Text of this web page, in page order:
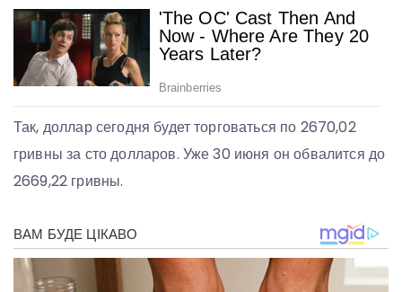
Так, доллар сегодня будет торговаться по 2670,02
гривны за сто долларов. Уже 30 июня он обвалится до
2669,22 гривны.